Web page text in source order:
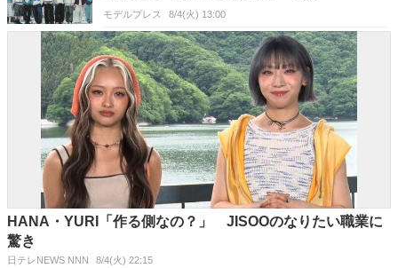
モデルプレス 8/4(火) 13:00
HANA・YURI「作る側なの？」 JISOOのなりたい職業に
驚き
日テレNEWS NNN 8/4(火) 22:15